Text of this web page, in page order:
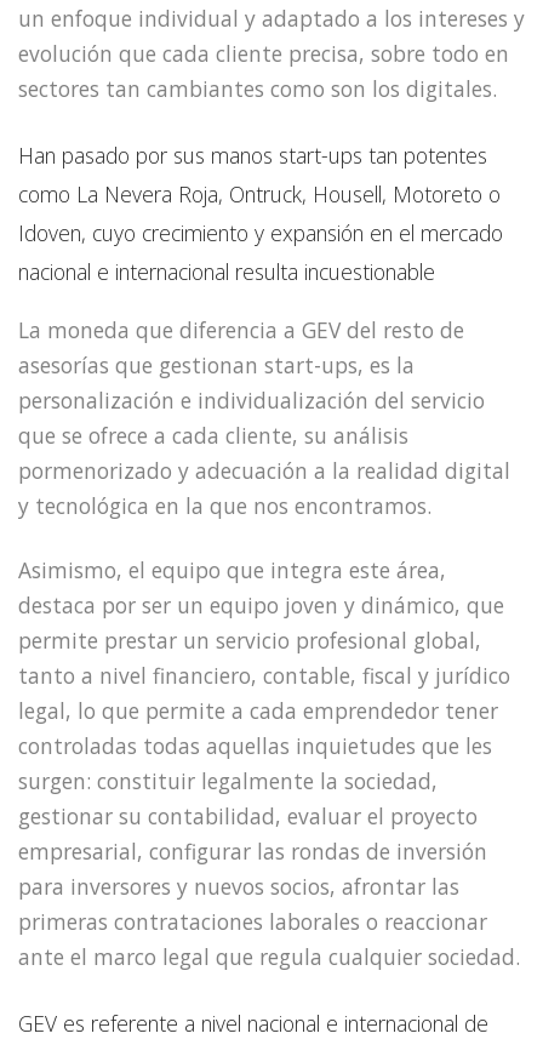
un enfoque individual y adaptado a los intereses y
evolución que cada cliente precisa, sobre todo en
sectores tan cambiantes como son los digitales.
Han pasado por sus manos start-ups tan potentes
como La Nevera Roja, Ontruck, Housell, Motoreto o
Idoven, cuyo crecimiento y expansión en el mercado
nacional e internacional resulta incuestionable
La moneda que diferencia a GEV del resto de
asesorías que gestionan start-ups, es la
personalización e individualización del servicio
que se ofrece a cada cliente, su análisis
pormenorizado y adecuación a la realidad digital
y tecnológica en la que nos encontramos.
Asimismo, el equipo que integra este área,
destaca por ser un equipo joven y dinámico, que
permite prestar un servicio profesional global,
tanto a nivel financiero, contable, fiscal y jurídico
legal, lo que permite a cada emprendedor tener
controladas todas aquellas inquietudes que les
surgen: constituir legalmente la sociedad,
gestionar su contabilidad, evaluar el proyecto
empresarial, configurar las rondas de inversión
para inversores y nuevos socios, afrontar las
primeras contrataciones laborales o reaccionar
ante el marco legal que regula cualquier sociedad.
GEV es referente a nivel nacional e internacional de